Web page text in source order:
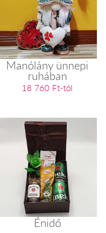
Manólány ünnepi
ruhában
18 760 Ft-tól
Énidő